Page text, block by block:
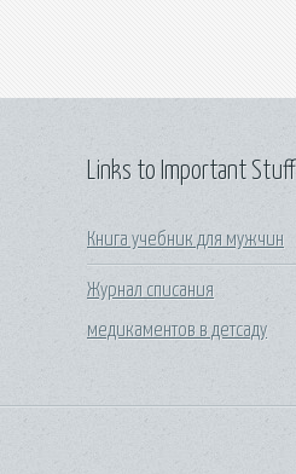
Links to Important Stuff
Книга учебник для мужчин
Журнал списания
медикаментов в детсаду